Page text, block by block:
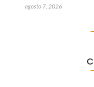
agosto 7, 2026